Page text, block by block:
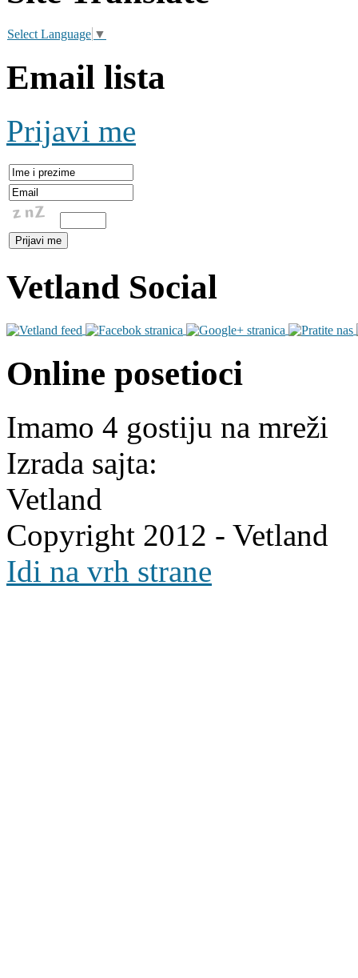
Select Language ▼
Email lista
Prijavi me
Vetland Social
Online posetioci
Imamo 4 gostiju na mreži
Izrada sajta:
Vetland
Copyright 2012 - Vetland
Idi na vrh strane